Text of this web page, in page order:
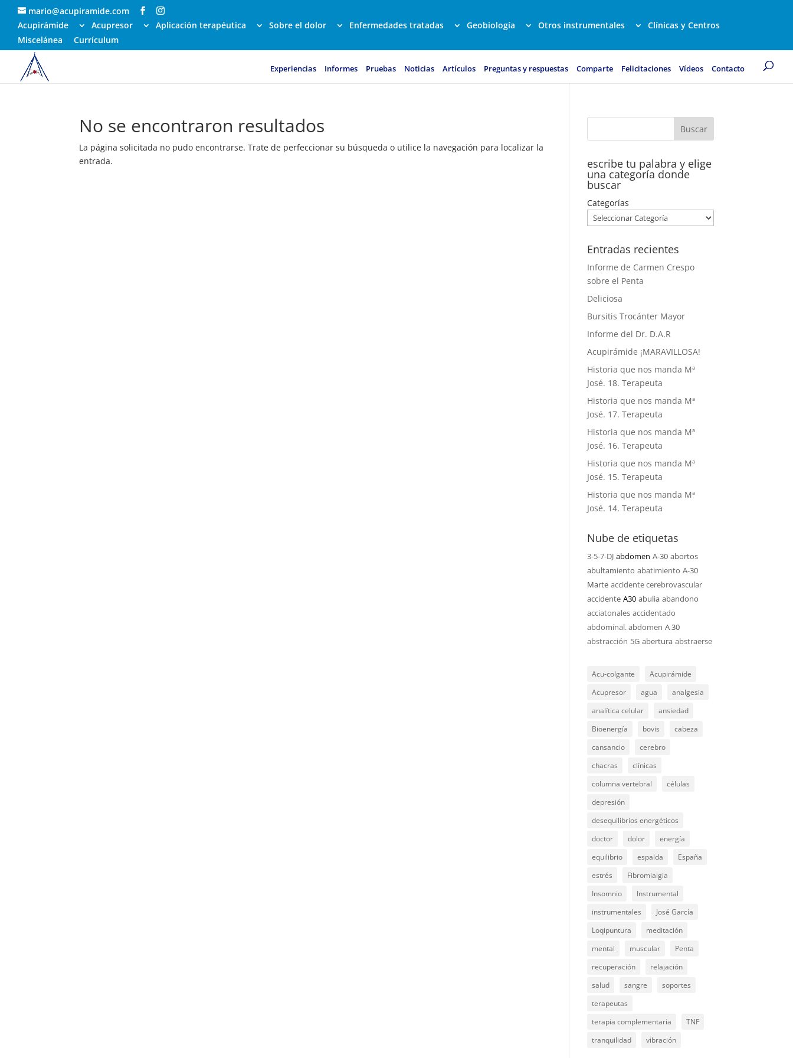
mario@acupiramide.com
Acupirámide
Acupresor Aplicación terapéutica Sobre el dolor Enfermedades tratadas Geobiología Otros instrumentales
Clínicas y Centros
Miscelánea
Currículum
Experiencias Informes Pruebas Noticias Artículos Preguntas y respuestas Comparte Felicitaciones Vídeos Contacto
No se encontraron resultados
La página solicitada no pudo encontrarse. Trate de perfeccionar su búsqueda o utilice la navegación para localizar la
entrada.
escribe tu palabra y elige
una categoría donde
buscar
Categorías
Entradas recientes
Informe de Carmen Crespo
sobre el Penta
Deliciosa
Bursitis Trocánter Mayor
Informe del Dr. D.A.R
Acupirámide ¡MARAVILLOSA!
Historia que nos manda Mª
José. 18. Terapeuta
Historia que nos manda Mª
José. 17. Terapeuta
Historia que nos manda Mª
José. 16. Terapeuta
Historia que nos manda Mª
José. 15. Terapeuta
Historia que nos manda Mª
José. 14. Terapeuta
Nube de etiquetas
3-5-7-DJ abdomen A-30 abortos
abultamiento abatimiento A-30
Marte accidente cerebrovascular
accidente A30 abulia abandono
acciatonales accidentado
abdominal. abdomen A 30
abstracción 5G abertura abstraerse
Acu-colgante
Acupirámide
Acupresor
agua
analgesia
analítica celular
ansiedad
Bioenergía
bovis
cabeza
cansancio
cerebro
chacras
clínicas
columna vertebral
células
depresión
desequilibrios energéticos
doctor
dolor
energía
equilibrio
espalda
España
estrés
Fibromialgia
Insomnio
Instrumental
instrumentales
José García
Loqipuntura
meditación
mental
muscular
Penta
recuperación
relajación
salud
sangre
soportes
terapeutas
terapia complementaria
TNF
tranquilidad
vibración